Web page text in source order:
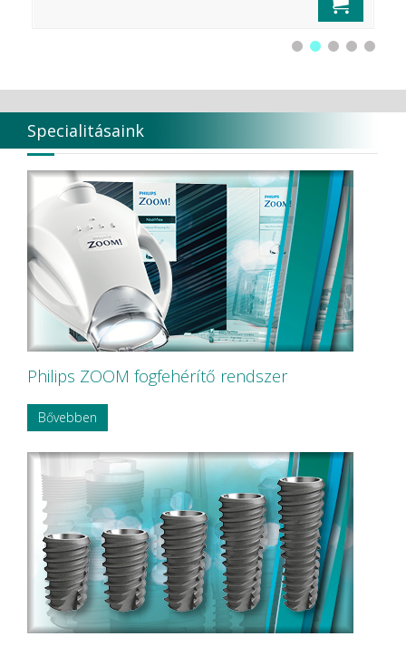
Specialitásaink
Philips ZOOM fogfehérítő rendszer
Bővebben